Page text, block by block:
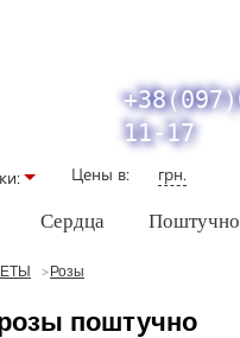
11-17
Цены в: грн.
Сердца Поштучно
Розы
поштучно